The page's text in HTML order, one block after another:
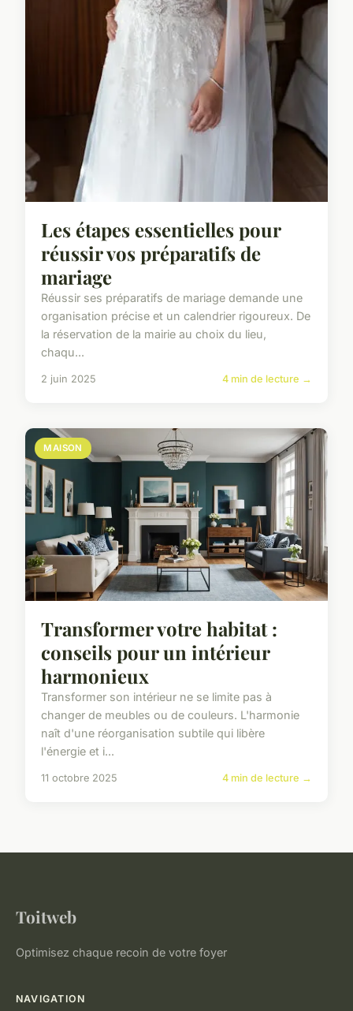
Les étapes essentielles pour
réussir vos préparatifs de
mariage
Réussir ses préparatifs de mariage demande une
organisation précise et un calendrier rigoureux. De
la réservation de la mairie au choix du lieu,
chaqu...
2 juin 2025 4 min de lecture →
MAISON
Transformer votre habitat :
conseils pour un intérieur
harmonieux
Transformer son intérieur ne se limite pas à
changer de meubles ou de couleurs. L'harmonie
naît d'une réorganisation subtile qui libère
l'énergie et i...
11 octobre 2025 4 min de lecture →
Toitweb
Optimisez chaque recoin de votre foyer
NAVIGATION